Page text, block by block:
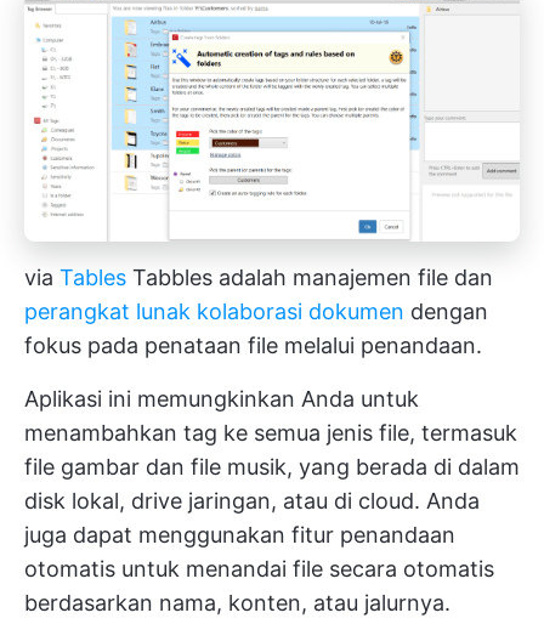
via Tables Tabbles adalah manajemen file dan
perangkat lunak kolaborasi dokumen dengan
fokus pada penataan file melalui penandaan.
Aplikasi ini memungkinkan Anda untuk
menambahkan tag ke semua jenis file, termasuk
file gambar dan file musik, yang berada di dalam
disk lokal, drive jaringan, atau di cloud. Anda
juga dapat menggunakan fitur penandaan
otomatis untuk menandai file secara otomatis
berdasarkan nama, konten, atau jalurnya.